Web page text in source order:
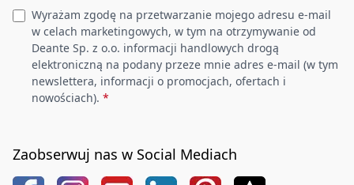
Wyrażam zgodę na przetwarzanie mojego adresu e-mail
w celach marketingowych, w tym na otrzymywanie od
Deante Sp. z o.o. informacji handlowych drogą
elektroniczną na podany przeze mnie adres e-mail (w tym
newslettera, informacji o promocjach, ofertach i
nowościach). *
Zaobserwuj nas w Social Mediach